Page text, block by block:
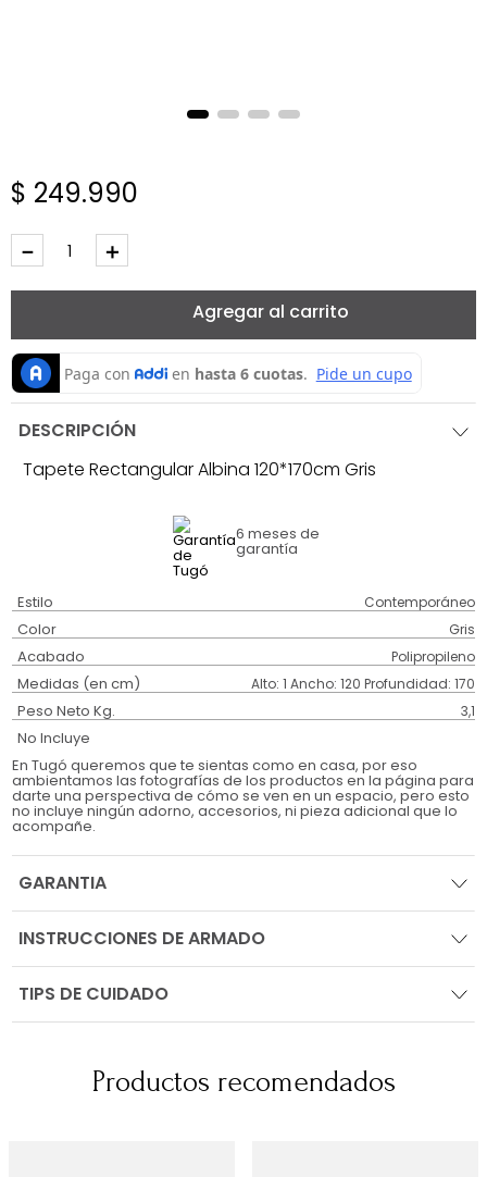
$ 249.990
＋
－
Agregar al carrito
DESCRIPCIÓN
Tapete Rectangular Albina 120*170cm Gris
6 meses de
garantía
Estilo Contemporáneo
Color Gris
Acabado Polipropileno
Medidas (en cm) Alto: 1 Ancho: 120 Profundidad: 170
Peso Neto Kg. 3,1
No Incluye
En Tugó queremos que te sientas como en casa, por eso
ambientamos las fotografías de los productos en la página para
darte una perspectiva de cómo se ven en un espacio, pero esto
no incluye ningún adorno, accesorios, ni pieza adicional que lo
acompañe.
GARANTIA
INSTRUCCIONES DE ARMADO
TIPS DE CUIDADO
Productos recomendados